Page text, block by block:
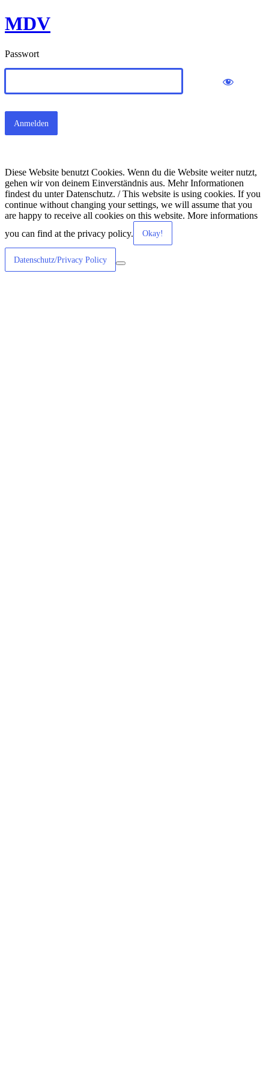
MDV
Passwort
Diese Website benutzt Cookies. Wenn du die Website weiter nutzt,
gehen wir von deinem Einverständnis aus. Mehr Informationen
findest du unter Datenschutz. / This website is using cookies. If you
continue without changing your settings, we will assume that you
are happy to receive all cookies on this website. More informations
you can find at the privacy policy.
Okay!
Datenschutz/Privacy Policy